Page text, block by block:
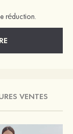
réduction.
VENTES